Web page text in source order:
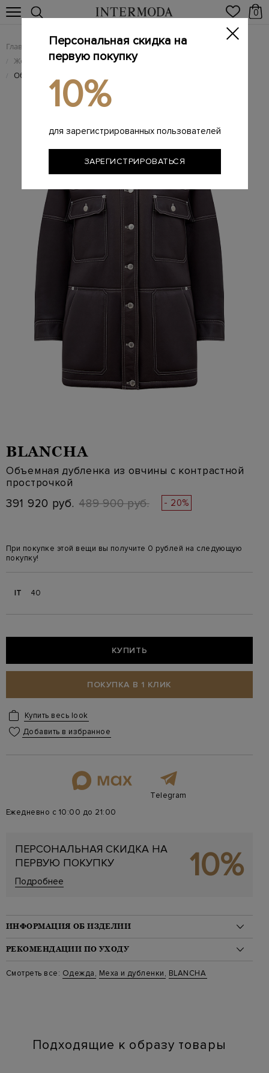
0
Главная Женщинам / Женская одежда
/ Женские изделия из меха и дубленки
/ Объемная дубленка из овчины с контрастной прострочкой
BLANCHA
Объемная дубленка из овчины с контрастной
прострочкой
391 920 руб. 489 900 руб. - 20%
При покупке этой вещи вы получите 0 рублей на следующую
покупку!
IT 40
КУПИТЬ
ПОКУПКА В 1 КЛИК
Купить весь look
Добавить в избранное
Telegram
Ежедневно с 10:00 до 21:00
ПЕРСОНАЛЬНАЯ СКИДКА НА
ПЕРВУЮ ПОКУПКУ
Подробнее 10%
ИНФОРМАЦИЯ ОБ ИЗДЕЛИИ
Материал: овчина 100%
На модели: 175/84/60/88 на модели размер 40
Цвет: Коричневый
Артикул: 25010 301
РЕКОМЕНДАЦИИ ПО УХОДУ
Стирка: Стирка запрещена
Отбеливание: Отбеливание запрещено
Смотреть все: Одежда, Меха и дубленки, BLANCHA
Подходящие к образу товары
Персональная скидка на
первую покупку
10%
для зарегистрированных пользователей
ЗАРЕГИСТРИРОВАТЬСЯ